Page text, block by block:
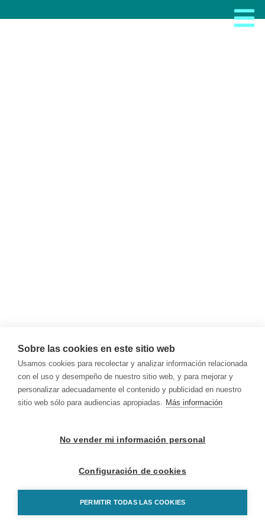
Sobre las cookies en este sitio web
Usamos cookies para recolectar y analizar información relacionada
con el uso y desempeño de nuestro sitio web, y para mejorar y
personalizar adecuadamente el contenido y publicidad en nuestro
sitio web sólo para audiencias apropiadas. Más información
No vender mi información personal
Configuración de cookies
PERMITIR TODAS LAS COOKIES